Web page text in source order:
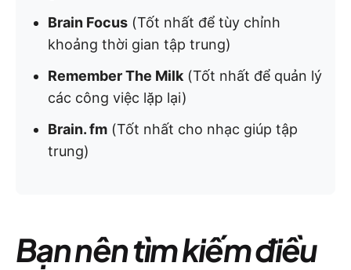
Brain Focus (Tốt nhất để tùy chỉnh
khoảng thời gian tập trung)
Remember The Milk (Tốt nhất để quản lý
các công việc lặp lại)
Brain. fm (Tốt nhất cho nhạc giúp tập
trung)
Bạn nên tìm kiếm điều